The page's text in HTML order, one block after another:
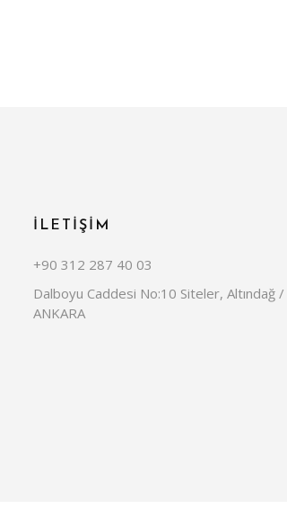
İLETİŞİM
+90 312 287 40 03
Dalboyu Caddesi No:10 Siteler, Altındağ /
ANKARA